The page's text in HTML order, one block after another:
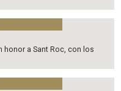
honor a Sant Roc, con los